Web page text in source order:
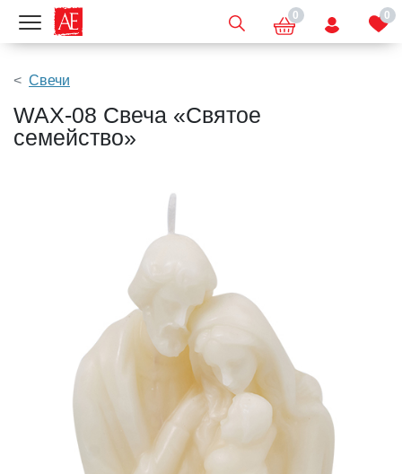
Показать меню 0 0
Свечи
WAX-08 Свеча «Святое
семейство»